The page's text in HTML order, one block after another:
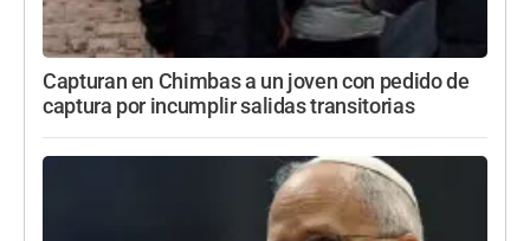
Capturan en Chimbas a un joven con pedido de
captura por incumplir salidas transitorias